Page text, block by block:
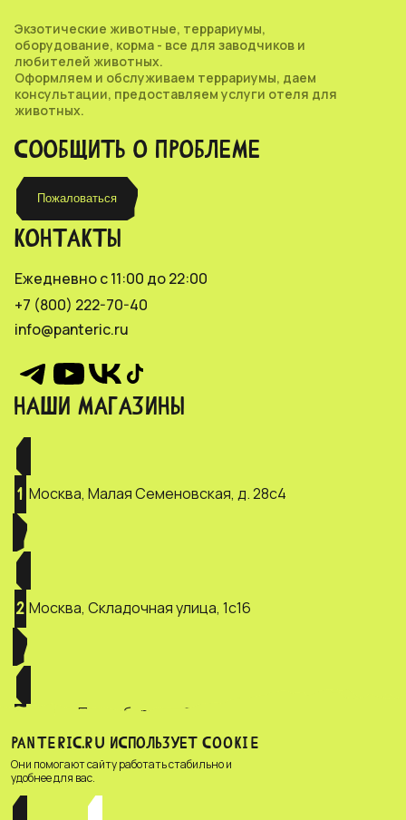
Экзотические животные, террариумы,
оборудование, корма - все для заводчиков и
любителей животных.
Оформляем и обслуживаем террариумы, даем
консультации, предоставляем услуги отеля для
животных.
СООБЩИТЬ О ПРОБЛЕМЕ
Пожаловаться
НАШИ МАГАЗИНЫ
1 Москва, Малая Семеновская, д. 28с4
2 Москва, Складочная улица, 1с16
Санкт-Петербург, ул. Зверинская, д.
2/5
КОНТАКТЫ
Ежедневно с 11:00 до 22:00
+7 (800) 222-70-40
info@panteric.ru
PANTERIC.RU ИСПОЛЬЗУЕТ COOKIE
Они помогают сайту работать стабильно и
удобнее для вас.